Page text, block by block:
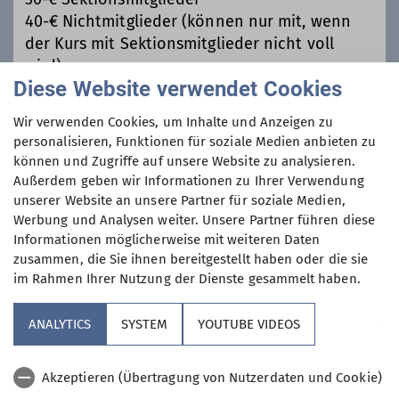
40-€ Nichtmitglieder (können nur mit, wenn
der Kurs mit Sektionsmitglieder nicht voll
wird)
Maximale Teilnehmeranzahl
9
Aktuelles
Nützliches
Diese Website verwendet Cookies
Wir verwenden Cookies, um Inhalte und Anzeigen zu
personalisieren, Funktionen für soziale Medien anbieten zu
können und Zugriffe auf unsere Website zu analysieren.
Außerdem geben wir Informationen zu Ihrer Verwendung
unserer Website an unsere Partner für soziale Medien,
Werbung und Analysen weiter. Unsere Partner führen diese
Informationen möglicherweise mit weiteren Daten
zusammen, die Sie ihnen bereitgestellt haben oder die sie
im Rahmen Ihrer Nutzung der Dienste gesammelt haben.
ANALYTICS SYSTEM YOUTUBE VIDEOS
Akzeptieren (Übertragung von Nutzerdaten und Cookie)